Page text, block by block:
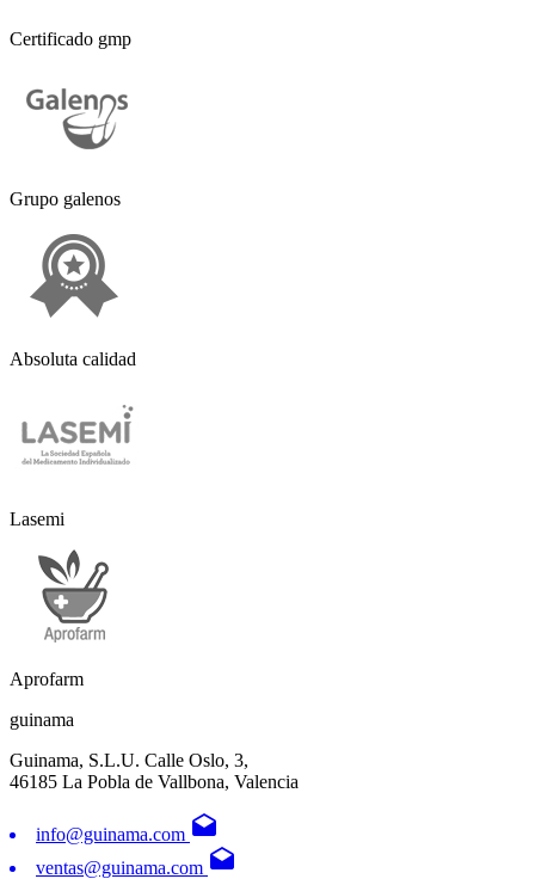
Certificado gmp
Grupo galenos
Absoluta calidad
Lasemi
Aprofarm
guinama
Guinama, S.L.U. Calle Oslo, 3,
46185 La Pobla de Vallbona, Valencia
info@guinama.com drafts
ventas@guinama.com drafts